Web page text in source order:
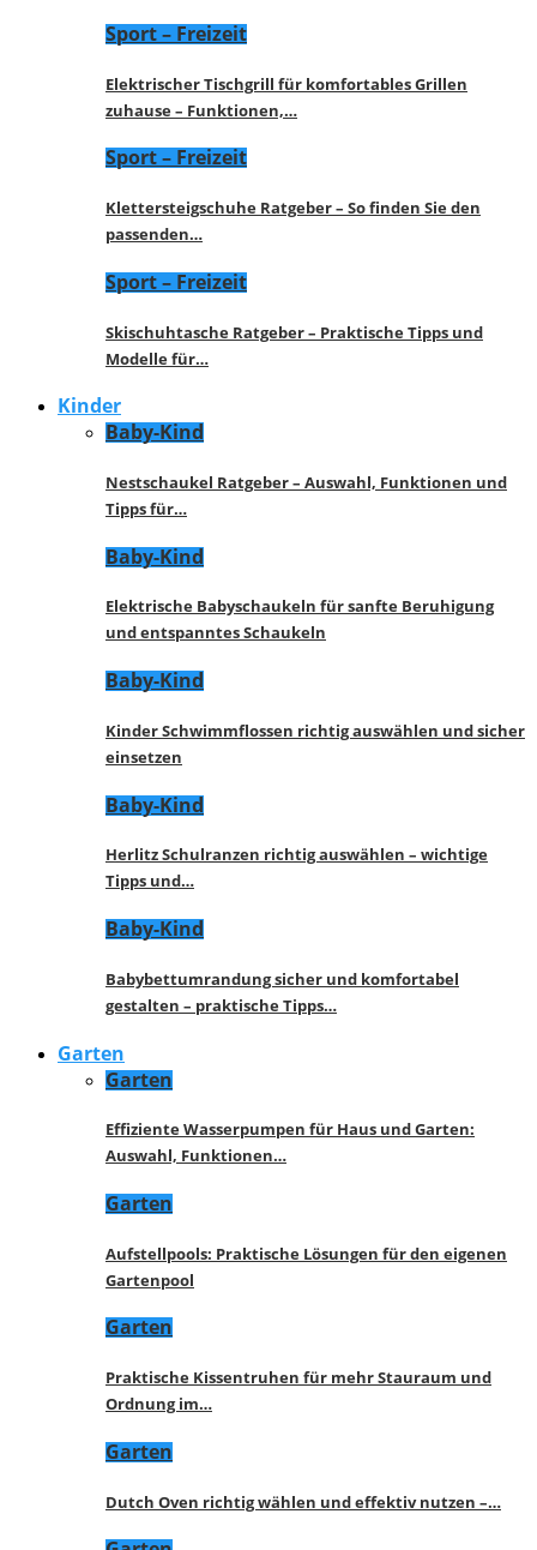
Sport – Freizeit
Elektrischer Tischgrill für komfortables Grillen
zuhause – Funktionen,…
Sport – Freizeit
Klettersteigschuhe Ratgeber – So finden Sie den
passenden…
Sport – Freizeit
Skischuhtasche Ratgeber – Praktische Tipps und
Modelle für…
Kinder
Baby-Kind
Nestschaukel Ratgeber – Auswahl, Funktionen und
Tipps für…
Baby-Kind
Elektrische Babyschaukeln für sanfte Beruhigung
und entspanntes Schaukeln
Baby-Kind
Kinder Schwimmflossen richtig auswählen und sicher
einsetzen
Baby-Kind
Herlitz Schulranzen richtig auswählen – wichtige
Tipps und…
Baby-Kind
Babybettumrandung sicher und komfortabel
gestalten – praktische Tipps…
Garten
Garten
Effiziente Wasserpumpen für Haus und Garten:
Auswahl, Funktionen…
Garten
Aufstellpools: Praktische Lösungen für den eigenen
Gartenpool
Garten
Praktische Kissentruhen für mehr Stauraum und
Ordnung im…
Garten
Dutch Oven richtig wählen und effektiv nutzen –…